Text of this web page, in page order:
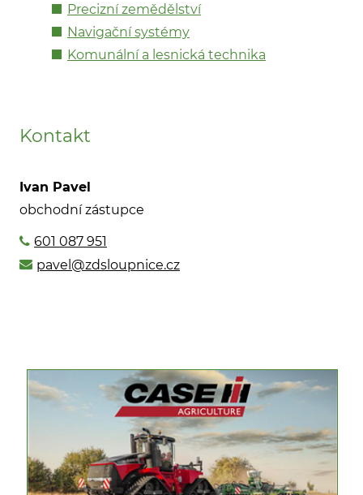
Precizní zemědělství
Navigační systémy
Komunální a lesnická technika
Kontakt
Ivan Pavel
obchodní zástupce
601 087 951
pavel@zdsloupnice.cz